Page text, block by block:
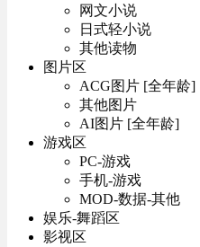
网文小说
日式轻小说
其他读物
图片区
ACG图片 [全年龄]
其他图片
AI图片 [全年龄]
游戏区
PC-游戏
手机-游戏
MOD-数据-其他
娱乐-舞蹈区
影视区